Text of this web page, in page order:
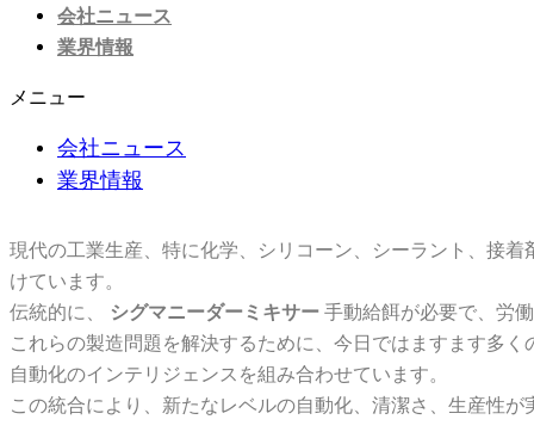
会社ニュース
業界情報
メニュー
会社ニュース
業界情報
現代の工業生産、特に化学、シリコーン、シーラント、接
けています。
伝統的に、
シグマニーダーミキサー 手動給餌が必要で、労
これらの製造問題を解決するために、今日ではますます多く
自動化のインテリジェンスを組み合わせています。
この統合により、新たなレベルの自動化、清潔さ、生産性